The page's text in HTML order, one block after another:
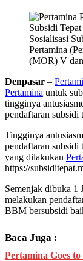
Sosialisasi
Pertamina
(MOR) V
Denpasar –
Pertamina untuk
tingginya
pendaftaran subsidi
Tingginya
pendaftaran subsidi
yang dilakukan
https://
Semenjak dibuka 1
melakukan
BBM bersubsidi
Baca Juga :
Pertamina Goes